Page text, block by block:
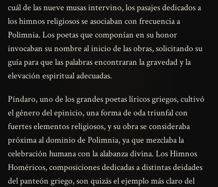
cuál de las nueve musas intervino, los pasajes dedicados a
los himnos religiosos se asociaban con frecuencia a
Polimnia. Los poetas que componían en su honor
invocaban su nombre al inicio de las obras, solicitando su
guía para que las palabras encontraran la gravedad y la
elevación espiritual adecuadas.
Píndaro, uno de los grandes poetas líricos griegos, cultivó
el género del epinicio, una forma de oda triunfal con
fuertes elementos religiosos, y su obra se consideraba
próxima al dominio de Polimnia, ya que mezclaba la
celebración humana con la alabanza divina. Los Himnos
Homéricos, composiciones dedicadas a distintas deidades
del panteón griego, son quizás el ejemplo más claro del